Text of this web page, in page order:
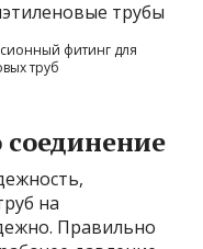
фитинг для
труб
на
Правильно